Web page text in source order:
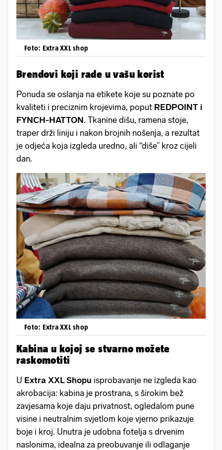
Foto: Extra XXL shop
Brendovi koji rade u vašu korist
Ponuda se oslanja na etikete koje su poznate po
kvaliteti i preciznim krojevima, poput REDPOINT i
FYNCH-HATTON. Tkanine dišu, ramena stoje,
traper drži liniju i nakon brojnih nošenja, a rezultat
je odjeća koja izgleda uredno, ali “diše” kroz cijeli
dan.
Foto: Extra XXL shop
Kabina u kojoj se stvarno možete
raskomotiti
U Extra XXL Shopu isprobavanje ne izgleda kao
akrobacija: kabina je prostrana, s širokim bež
zavjesama koje daju privatnost, ogledalom pune
visine i neutralnim svjetlom koje vjerno prikazuje
boje i kroj. Unutra je udobna fotelja s drvenim
naslonima, idealna za preobuvanje ili odlaganje